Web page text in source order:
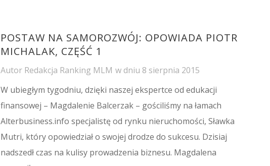
POSTAW NA SAMOROZWÓJ: OPOWIADA PIOTR
MICHALAK, CZĘŚĆ 1
Autor Redakcja Ranking MLM w dniu 8 sierpnia 2015
W ubiegłym tygodniu, dzięki naszej ekspertce od edukacji
finansowej – Magdalenie Balcerzak – gościliśmy na łamach
Alterbusiness.info specjalistę od rynku nieruchomości, Sławka
Mutri, który opowiedział o swojej drodze do sukcesu. Dzisiaj
nadszedł czas na kulisy prowadzenia biznesu. Magdalena